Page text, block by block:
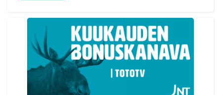
Liiketoimintakaupan myötä asiakkaat saavat myös
jatkossa paikallista sekä osaavaa palvelua.
Myynnillisenä yhteyshenkilönä jatkaa Hannu
Vanhala, joka siirtyy Konica Minoltan palvelukseen.
”Meille oli ensisijaisen tärkeää, että
liiketoimintakaupalle löytyi oikea kumppani.
Olemme tehneet Konica Minoltan kanssa…